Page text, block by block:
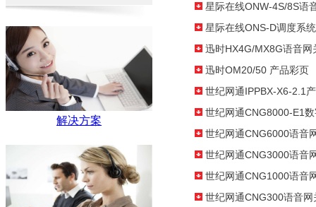
解决方案
星际在线ONW-4S/8S语
星际在线ONS-D调度系
迅时HX4G/MX8G语音网
迅时OM20/50 产品彩页
世纪网通IPPBX-X6-2.1
世纪网通CNG8000-E1
世纪网通CNG6000语音
世纪网通CNG3000语音
世纪网通CNG1000语音
世纪网通CNG300语音网